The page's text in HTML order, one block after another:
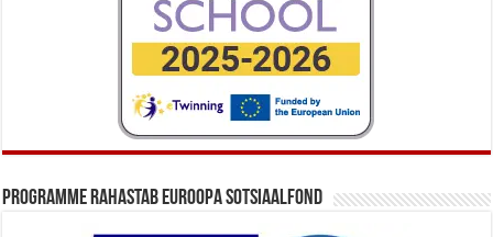
Programme rahastab Euroopa Sotsiaalfond